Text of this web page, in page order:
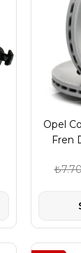
Opel
Fren